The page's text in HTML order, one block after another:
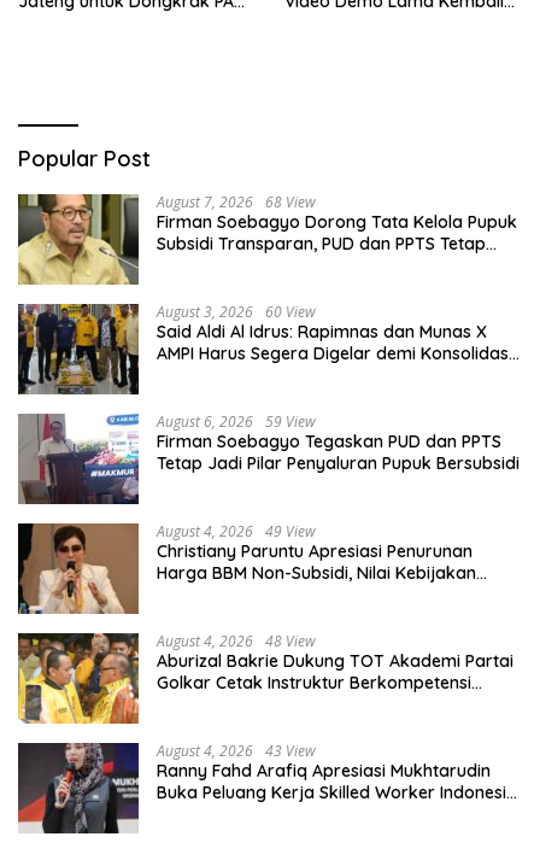
Popular Post
August 7, 2026 68 View
Firman Soebagyo Dorong Tata Kelola Pupuk
Subsidi Transparan, PUD dan PPTS Tetap
August 3, 2026 60 View
Said Aldi Al Idrus: Rapimnas dan Munas X
AMPI Harus Segera Digelar demi Konsolidasi
August 6, 2026 59 View
Firman Soebagyo Tegaskan PUD dan PPTS
Tetap Jadi Pilar Penyaluran Pupuk Bersubsidi
August 4, 2026 49 View
Christiany Paruntu Apresiasi Penurunan
Harga BBM Non-Subsidi, Nilai Kebijakan
August 4, 2026 48 View
Aburizal Bakrie Dukung TOT Akademi Partai
Golkar Cetak Instruktur Berkompetensi
August 4, 2026 43 View
Ranny Fahd Arafiq Apresiasi Mukhtarudin
Buka Peluang Kerja Skilled Worker Indonesia